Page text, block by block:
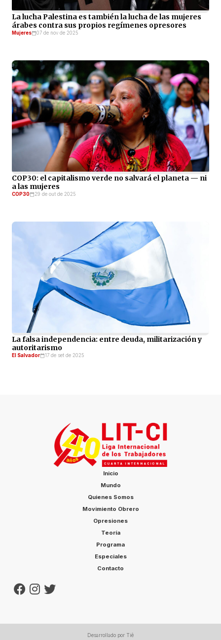
La lucha Palestina es también la lucha de las mujeres
árabes contra sus propios regímenes opresores
Mujeres 07 de nov de 2025
COP30: el capitalismo verde no salvará el planeta — ni
a las mujeres
COP30 29 de out de 2025
La falsa independencia: entre deuda, militarización y
autoritarismo
El Salvador 17 de set de 2025
Inicio
Mundo
Quienes Somos
Movimiento Obrero
Opresiones
Teoría
Programa
Especiales
Contacto
Desarrollado por Tiê